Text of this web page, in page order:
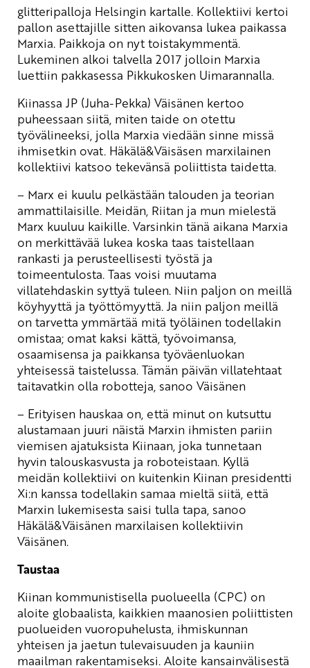
glitteripalloja Helsingin kartalle. Kollektiivi kertoi
pallon asettajille sitten aikovansa lukea paikassa
Marxia. Paikkoja on nyt toistakymmentä.
Lukeminen alkoi talvella 2017 jolloin Marxia
luettiin pakkasessa Pikkukosken Uimarannalla.
Kiinassa JP (Juha-Pekka) Väisänen kertoo
puheessaan siitä, miten taide on otettu
työvälineeksi, jolla Marxia viedään sinne missä
ihmisetkin ovat. Häkälä&Väisäsen marxilainen
kollektiivi katsoo tekevänsä poliittista taidetta.
– Marx ei kuulu pelkästään talouden ja teorian
ammattilaisille. Meidän, Riitan ja mun mielestä
Marx kuuluu kaikille. Varsinkin tänä aikana Marxia
on merkittävää lukea koska taas taistellaan
rankasti ja perusteellisesti työstä ja
toimeentulosta. Taas voisi muutama
villatehdaskin syttyä tuleen. Niin paljon on meillä
köyhyyttä ja työttömyyttä. Ja niin paljon meillä
on tarvetta ymmärtää mitä työläinen todellakin
omistaa; omat kaksi kättä, työvoimansa,
osaamisensa ja paikkansa työväenluokan
yhteisessä taistelussa. Tämän päivän villatehtaat
taitavatkin olla robotteja, sanoo Väisänen
– Erityisen hauskaa on, että minut on kutsuttu
alustamaan juuri näistä Marxin ihmisten pariin
viemisen ajatuksista Kiinaan, joka tunnetaan
hyvin talouskasvusta ja roboteistaan. Kyllä
meidän kollektiivi on kuitenkin Kiinan presidentti
Xi:n kanssa todellakin samaa mieltä siitä, että
Marxin lukemisesta saisi tulla tapa, sanoo
Häkälä&Väisänen marxilaisen kollektiivin
Väisänen.
Taustaa
Kiinan kommunistisella puolueella (CPC) on
aloite globaalista, kaikkien maanosien poliittisten
puolueiden vuoropuhelusta, ihmiskunnan
yhteisen ja jaetun tulevaisuuden ja kauniin
maailman rakentamiseksi. Aloite kansainvälisestä